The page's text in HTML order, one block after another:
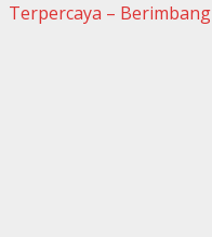
Terpercaya – Berimbang